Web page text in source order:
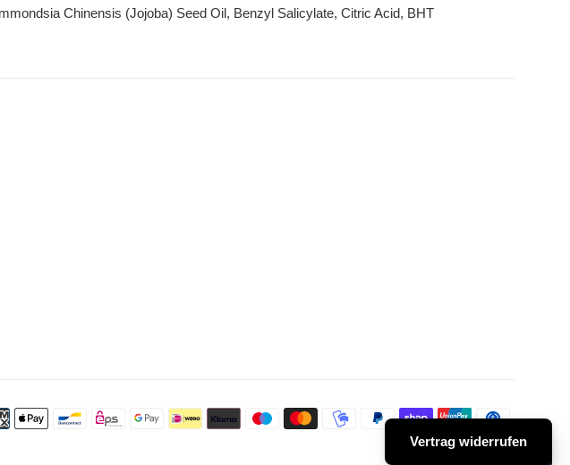
Chinensis (Jojoba) Seed Oil, Benzyl Salicylate, Citric Acid, BHT
Vertrag widerrufen